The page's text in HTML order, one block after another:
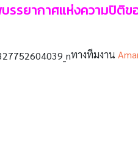
รรยากาศแห่งความปิติ
ทางทีมงาน